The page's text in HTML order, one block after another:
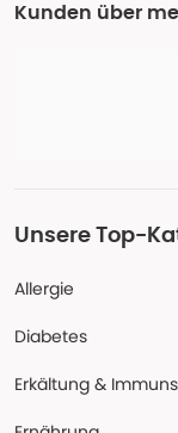
Kunden über
Unsere Top-
Allergie
Diabetes
Erkältung &